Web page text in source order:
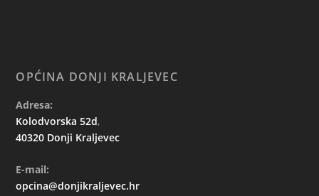
OPĆINA DONJI KRALJEVEC
Adresa:
Kolodvorska 52d,
40320 Donji Kraljevec
E-mail:
opcina@donjikraljevec.hr